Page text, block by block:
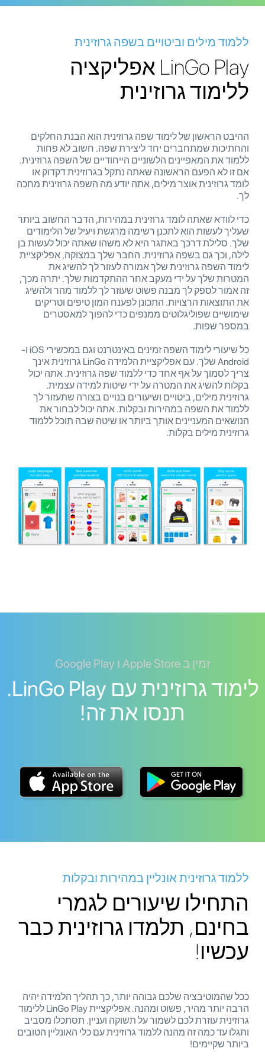
ללמוד מילים וביטויים בשפה גרוזינית
LinGo Play אפליקציה
ללימוד גרוזינית
ההיבט הראשון של לימוד שפה גרוזינית הוא הבנת החלקים
והחתיכות שמתחברים יחד ליצירת שפה. חשוב לא פחות
ללמוד את המאפיינים הלשוניים הייחודיים של השפה גרוזינית.
אם זו לא הפעם הראשונה שאתה נתקל בגרוזינית דקדוק או
לומד גרוזינית אוצר מילים, אתה יודע מה השפה גרוזינית מחכה
לך.
כדי לוודא שאתה לומד גרוזינית במהירות, הדבר החשוב ביותר
שעליך לעשות הוא לתכנן רשימה מרגשת ויעיל של הלימודים
שלך. סלילת דרכך באתגר היא לא משהו שאתה יכול לעשות בן
לילה, וכך גם בשפה גרוזינית. החבר שלך במצוקה, אפליקציית
לימוד השפה גרוזינית שלך אמורה לעזור לך להשיג את
המטרות שלך על ידי מעקב אחר ההתקדמות שלך. יתרה מכך,
זה אמור לספק לך מבנה פשוט שעוזר לך ללמוד מהר ולהשיג
את התוצאות הרצויות. התכונן לפענח המון טיפים וטריקים
שימושיים שפוליגלוטים ממנפים כדי להפוך למאסטרים
במספר שפות.
כל שיעורי לימוד השפה זמינים באינטרנט וגם במכשירי iOS ו-
Android שלך. עם אפליקציית הלמידה LinGo גרוזינית אינך
צריך לסמוך על אף אחד כדי ללמוד שפה גרוזינית. אתה יכול
בקלות להשיג את המטרה על ידי שיטות למידה עצמית.
גרוזינית מילים, ביטויים ושיעורים בנויים בצורה שתעזור לך
ללמוד את השפה במהירות ובקלות. אתה יכול לבחור את
הנושאים המעניינים אותך ביותר או שיטה שבה תוכל ללמוד
גרוזינית מילים בקלות.
זמין ב Apple Store ו Google Play
לימוד גרוזינית עם LinGo Play.
תנסו את זה!
ללמוד גרוזינית אונליין במהירות ובקלות
התחילו שיעורים לגמרי
בחינם, תלמדו גרוזינית כבר
עכשיו!
ככל שהמוטיבציה שלכם גבוהה יותר, כך תהליך הלמידה יהיה
הרבה יותר מהיר, פשוט ומהנה. אפליקציית LinGo Play ללימוד
גרוזינית עוזרת לכם לשמור על תשוקה ועניין. תסתכלו מסביב
ותגלו עד כמה זה מהנה ללמוד גרוזינית עם כלי האונליין הטובים
ביותר שקיימים!